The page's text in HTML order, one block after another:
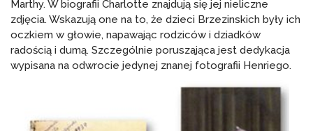
Marthy. W biografii Charlotte znajdują się jej nieliczne
zdjęcia. Wskazują one na to, że dzieci Brzezinskich były ich
oczkiem w głowie, napawając rodziców i dziadków
radością i dumą. Szczególnie poruszająca jest dedykacja
wypisana na odwrocie jedynej znanej fotografii Henriego.